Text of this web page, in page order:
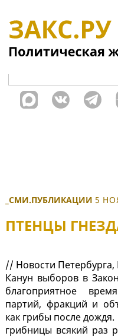
_СМИ.ПУБЛИКАЦИИ 5
ПТЕНЦЫ
// Новости Петербурга,
Канун выборов в
благоприятное
партий, фракций и
как грибы после
грибницы всякий раз